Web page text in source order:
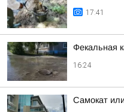
17:41
Фекальная
16:24
Самокат